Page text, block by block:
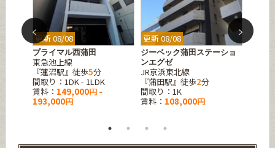
更新 08/08
プライマル西蒲田
東急池上線
『蓮沼駅』徒歩5分
間取り：1DK - 1LDK
賃料： 149,000円 -
193,000円
更新 08/08
ジーベック蒲田ステーショ
ンエグゼ
JR京浜東北線
『蒲田駅』徒歩2分
間取り：1K
賃料： 108,000円
更新